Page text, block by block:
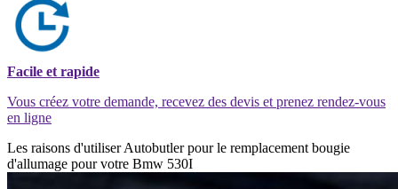
Facile et rapide
Vous créez votre demande, recevez des devis et prenez rendez-vous
en ligne
Les raisons d'utiliser Autobutler pour le remplacement bougie
d'allumage pour votre Bmw 530I